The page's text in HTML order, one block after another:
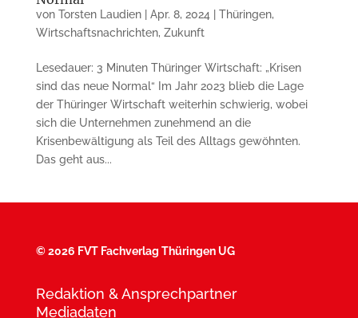
von Torsten Laudien| Apr. 8, 2024 Thüringen,
Wirtschaftsnachrichten, Zukunft
Lesedauer: 3 Minuten Thüringer Wirtschaft: „Krisen
sind das neue Normal“ Im Jahr 2023 blieb die Lage
der Thüringer Wirtschaft weiterhin schwierig, wobei
sich die Unternehmen zunehmend an die
Krisenbewältigung als Teil des Alltags gewöhnten.
Das geht aus...
©2026 FVT Fachverlag Thüringen UG
Redaktion & Ansprechpartner
Mediadaten